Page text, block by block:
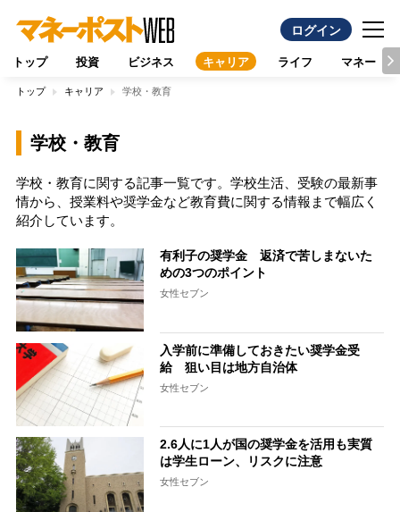
ログイン
トップ 投資 ビジネス キャリア ライフ マネー
トップ キャリア 学校・教育
学校・教育
学校・教育に関する記事一覧です。学校生活、受験の最新事
情から、授業料や奨学金など教育費に関する情報まで幅広く
紹介しています。
有利子の奨学金 返済で苦しまないた
めの3つのポイント
女性セブン
入学前に準備しておきたい奨学金受
給 狙い目は地方自治体
女性セブン
2.6人に1人が国の奨学金を活用も実質
は学生ローン、リスクに注意
女性セブン